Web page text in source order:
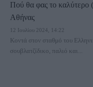
Πού θα φας το καλύτερο
Αθήνας
12 Ιουλίου 2024, 14:22
Κοντά στον σταθμό του
σουβλατζίδικο, παλιό και...